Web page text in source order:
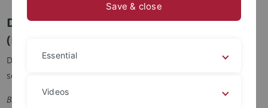
Digitale Fotografie für das Web
(MEINF4330)
Das ModulDigitale Fotografie für das Web
gliedert sich in
sechs Blöcke
Block A: Geschichtliches
Save & close
Essential
Videos